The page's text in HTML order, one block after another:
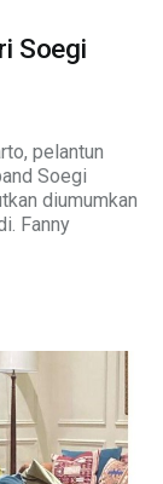
Soegi
pelantun
Soegi
diumumkan
Fanny